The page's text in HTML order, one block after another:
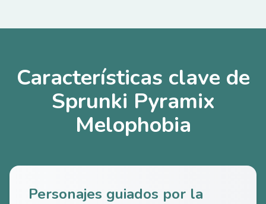
Características clave de
Sprunki Pyramix
Melophobia
Personajes guiados por la